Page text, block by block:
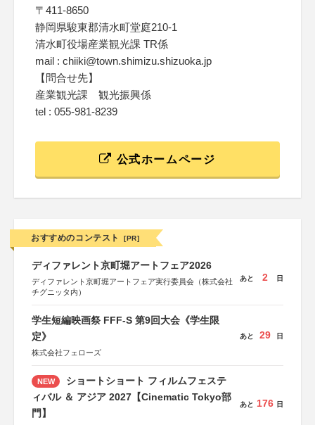
〒411-8650
静岡県駿東郡清水町堂庭210-1
清水町役場産業観光課 TR係
mail : chiiki@town.shimizu.shizuoka.jp
【問合せ先】
産業観光課 観光振興係
tel : 055-981-8239
公式ホームページ
おすすめのコンテスト [PR]
ディファレント京町堀アートフェア2026
ディファレント京町堀アートフェア実行委員会（株式会社
チグニッタ内）
あと 2 日
学生短編映画祭 FFF-S 第9回大会《学生限
定》
株式会社フェローズ
あと 29 日
NEW
ショートショート フィルムフェステ
ィバル ＆ アジア 2027【Cinematic Tokyo部
門】
あと 176 日